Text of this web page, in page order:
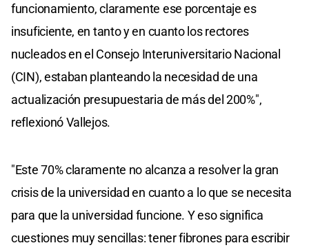
funcionamiento, claramente ese porcentaje es
insuficiente, en tanto y en cuanto los rectores
nucleados en el Consejo Interuniversitario Nacional
(CIN), estaban planteando la necesidad de una
actualización presupuestaria de más del 200%",
reflexionó Vallejos.
"Este 70% claramente no alcanza a resolver la gran
crisis de la universidad en cuanto a lo que se necesita
para que la universidad funcione. Y eso significa
cuestiones muy sencillas: tener fibrones para escribir